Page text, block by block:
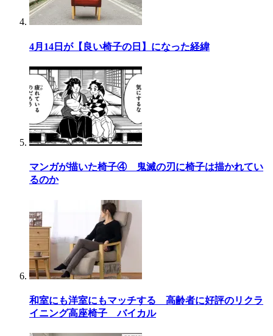
4月14日が【良い椅子の日】になった経緯
マンガが描いた椅子④ 鬼滅の刃に椅子は描かれてい
るのか
和室にも洋室にもマッチする 高齢者に好評のリクラ
イニング高座椅子 バイカル